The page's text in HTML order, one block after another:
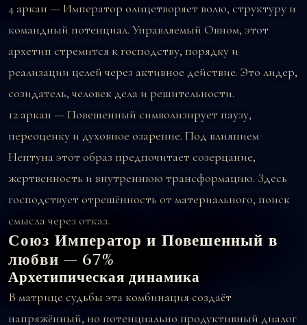
4 аркан — Император олицетворяет волю, структуру и
командный потенциал. Управляемый Овном, этот
архетип стремится к господству, порядку и
реализации целей через активное действие. Это лидер,
созидатель, человек дела и решительности.
12 аркан — Повешенный символизирует паузу,
переоценку и духовное озарение. Под влиянием
Нептуна этот образ предпочитает созерцание,
жертвенность и внутреннюю трансформацию. Здесь
господствует отрешённость от материального, поиск
смысла через отказ.
Союз Император и Повешенный в
любви — 67%
Архетипическая динамика
В матрице судьбы эта комбинация создаёт
напряжённый, но потенциально продуктивный диалог